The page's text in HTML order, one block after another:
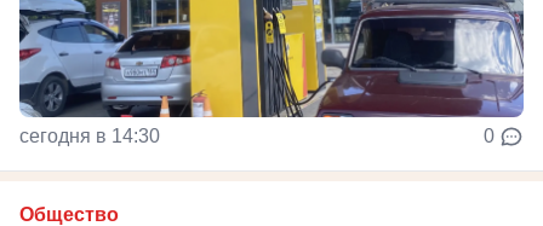
сегодня в 14:30 0
Общество